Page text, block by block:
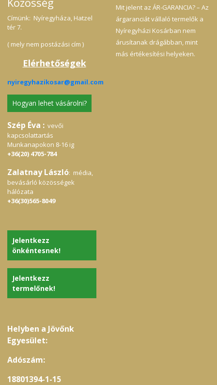
Címünk: Nyíregyháza, Hatzel
tér 7.
( mely nem postázási cím )
Elérhetőségek
nyiregyhazikosar@gmail.com
Hogyan lehet vásárolni?
Szép Éva : vevői
kapcsolattartás
Munkanapokon 8-16 ig
+36(20) 4705-784
Zalatnay László: média,
bevásárló közösségek
hálózata
+36(30)565-8049
Jelentkezz
önkéntesnek!
Jelentkezz
termelőnek!
Helyben a Jövőnk
Egyesület:
Adószám:
18801394-1-15
Mit jelent az ÁR-GARANCIA? – Az
árgaranciát vállaló termelők a
Nyíregyházi Kosárban nem
árusítanak drágábban, mint
más értékesítési helyeken.